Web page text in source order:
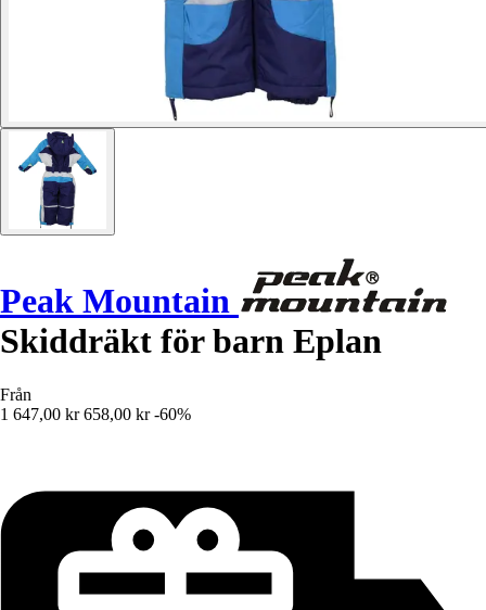
Peak Mountain
Skiddräkt för barn Eplan
Från
1 647,00 kr 658,00 kr -60%